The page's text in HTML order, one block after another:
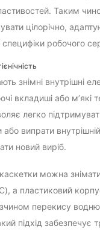
Таким
цілорічно,
специфіки робочого
знімні внутрішні
вкладиші або м’які
легко
або випрати
новий виріб.
можна
а пластиковий
перекису
підхід забезпечує